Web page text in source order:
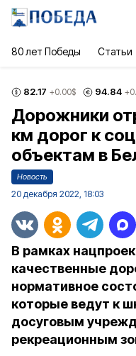
80 лет Победы Статьи
82.17 +0.00$ 94.84
Дорожники
км дорог к
объектам в
Новость
20 декабря 2022, 18:03
В рамках
качественные
нормативное
которые ведут к
досуговым
рекреационным